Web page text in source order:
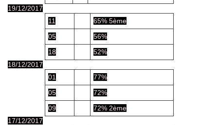
19/12/2017
11
65% 5ème
05
56%
18
52%
18/12/2017
01
77%
05
72%
09
72% 2ème
17/12/2017